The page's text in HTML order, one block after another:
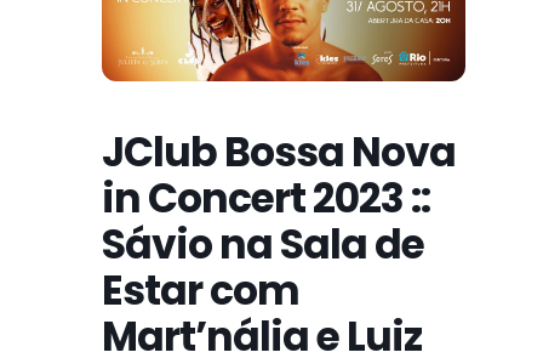
JClub Bossa Nova
in Concert 2023 ::
Sávio na Sala de
Estar com
Mart’nália e Luiz